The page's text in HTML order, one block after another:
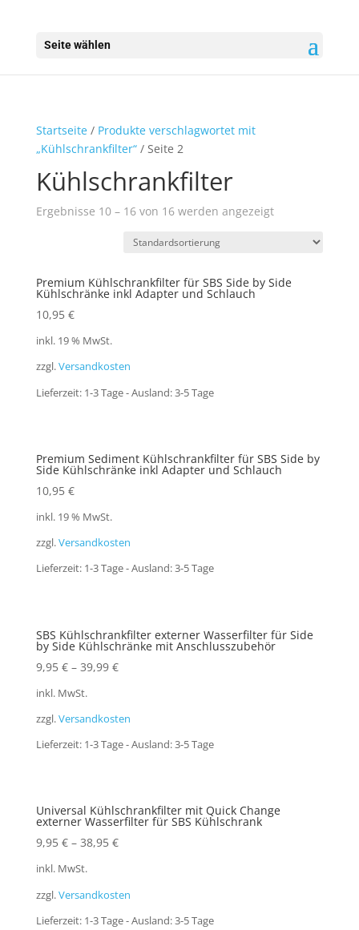
Seite wählen
Startseite/ Produkte verschlagwortet mit
„Kühlschrankfilter“/ Seite 2
Kühlschrankfilter
Ergebnisse 10 – 16 von 16 werden angezeigt
Premium Kühlschrankfilter für SBS Side by Side
Kühlschränke inkl Adapter und Schlauch
10,95 €
inkl. 19 % MwSt.
zzgl.Versandkosten
Lieferzeit: 1-3 Tage - Ausland: 3-5 Tage
Premium Sediment Kühlschrankfilter für SBS Side by
Side Kühlschränke inkl Adapter und Schlauch
10,95 €
inkl. 19 % MwSt.
zzgl.Versandkosten
Lieferzeit: 1-3 Tage - Ausland: 3-5 Tage
SBS Kühlschrankfilter externer Wasserfilter für Side
by Side Kühlschränke mit Anschlusszubehör
9,95 €– 39,99 €
inkl. MwSt.
zzgl.Versandkosten
Lieferzeit: 1-3 Tage - Ausland: 3-5 Tage
Universal Kühlschrankfilter mit Quick Change
externer Wasserfilter für SBS Kühlschrank
9,95 €– 38,95 €
inkl. MwSt.
zzgl.Versandkosten
Lieferzeit: 1-3 Tage - Ausland: 3-5 Tage